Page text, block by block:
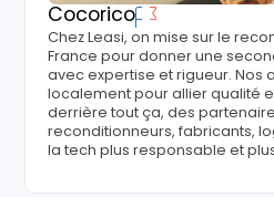
Cocorico
Chez Leasi, on mise sur le
France pour donner une
avec expertise et rigueur. Nos
localement pour allier qualité
derrière tout ça, des
reconditionneurs, fabricants,
la tech plus responsable et